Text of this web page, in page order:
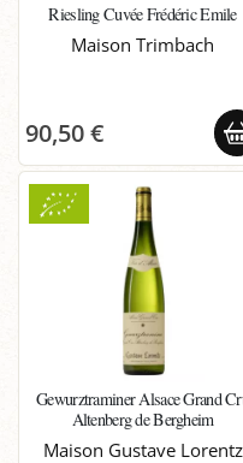
Riesling Cuvée Frédéric Emile
Maison Trimbach
90,50 €
Gewurztraminer Alsace Grand
Altenberg de Bergheim
Maison Gustave Lorentz